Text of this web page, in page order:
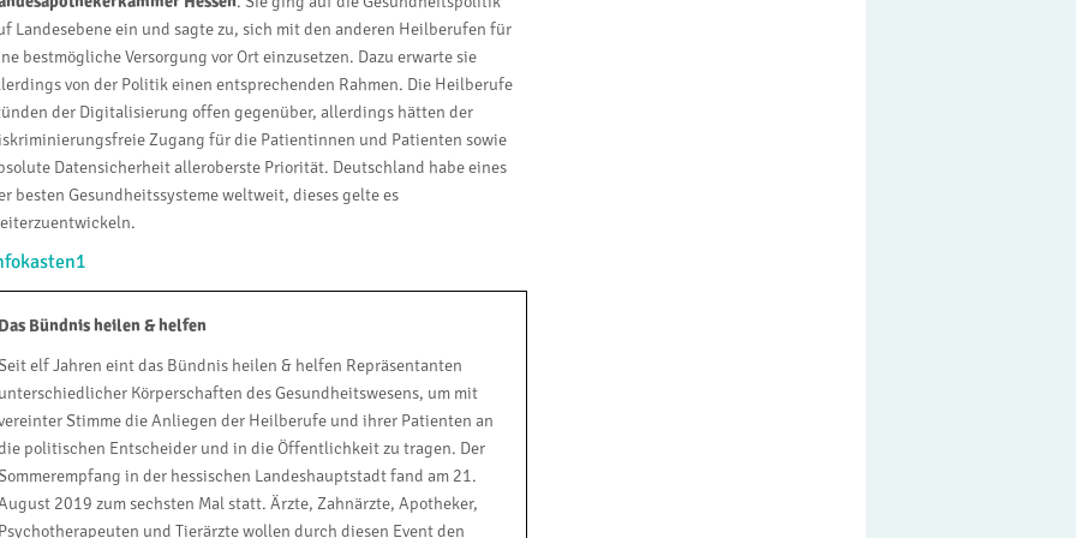
Landesebene ein und sagte zu, sich mit den anderen Heilberufen für
bestmögliche Versorgung vor Ort einzusetzen. Dazu erwarte sie
von der Politik einen entsprechenden Rahmen. Die Heilberufe
der Digitalisierung offen gegenüber, allerdings hätten der
Zugang für die Patientinnen und Patienten sowie
Datensicherheit alleroberste Priorität. Deutschland habe eines
besten Gesundheitssysteme weltweit, dieses gelte es
Das Bündnis heilen & helfen
elf Jahren eint das Bündnis heilen & helfen Repräsentanten
unterschiedlicher Körperschaften des Gesundheitswesens, um mit
Stimme die Anliegen der Heilberufe und ihrer Patienten an
politischen Entscheider und in die Öffentlichkeit zu tragen. Der
in der hessischen Landeshauptstadt fand am 21.
2019 zum sechsten Mal statt. Ärzte, Zahnärzte, Apotheker,
Psychotherapeuten und Tierärzte wollen durch diesen Event den